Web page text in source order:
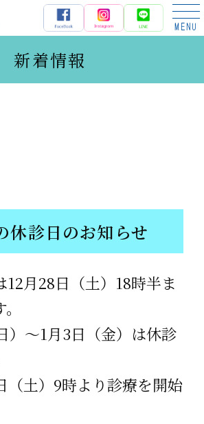
あおき矯正歯科
新着情報
休診日のお知らせ
12月28日（土）18時半ま
）〜1月3日（金）は休診
（土）9時より診療を開始